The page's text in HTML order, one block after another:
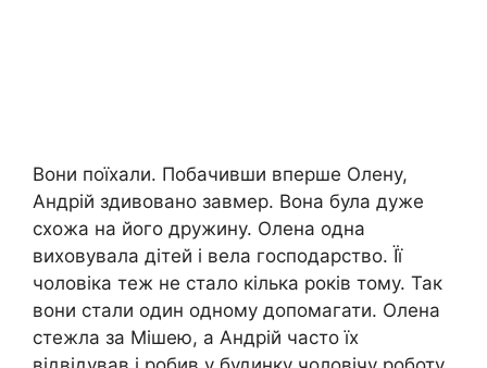
Вони поїхали. Побачивши вперше Олену,
Андрій здивовано завмер. Вона була дуже
схожа на його дружину. Олена одна
виховувала дітей і вела господарство. Її
чоловіка теж не стало кілька років тому. Так
вони стали один одному допомагати. Олена
стежла за Мішею, а Андрій часто їх